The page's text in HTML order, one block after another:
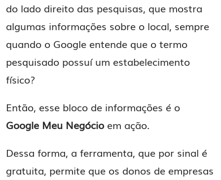
do lado direito das pesquisas, que mostra
algumas informações sobre o local, sempre
quando o Google entende que o termo
pesquisado possuí um estabelecimento
físico?
Então, esse bloco de informações é o
Google Meu Negócio em ação.
Dessa forma, a ferramenta, que por sinal é
gratuita, permite que os donos de empresas